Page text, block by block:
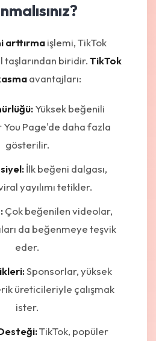
arttırmaişlemi, TikTok
biridir.TikTok
avantajları:
Yüksek beğenili
Page'de daha fazla
gösterilir.
İlk beğeni dalgası,
yayılımı tetikler.
Çok beğenilen videolar,
da beğenmeye teşvik
eder.
Sponsorlar, yüksek
üreticileriyle çalışmak
ister.
TikTok, popüler